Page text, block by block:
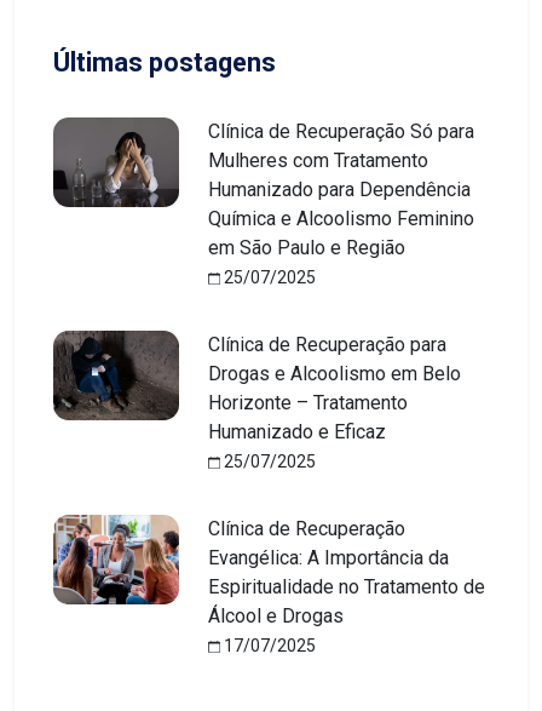
Últimas postagens
Clínica de Recuperação Só para
Mulheres com Tratamento
Humanizado para Dependência
Química e Alcoolismo Feminino
em São Paulo e Região
25/07/2025
Clínica de Recuperação para
Drogas e Alcoolismo em Belo
Horizonte – Tratamento
Humanizado e Eficaz
25/07/2025
Clínica de Recuperação
Evangélica: A Importância da
Espiritualidade no Tratamento de
Álcool e Drogas
17/07/2025